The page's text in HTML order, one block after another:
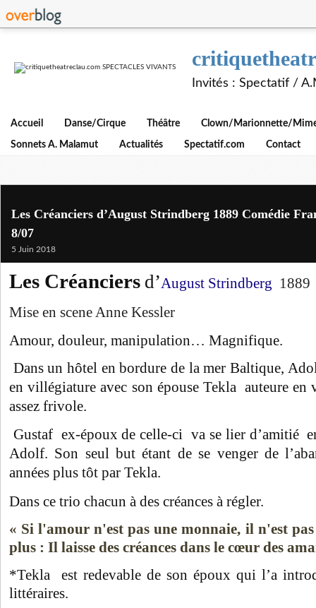
Invités : Spectatif /
Accueil Danse/Cirque Théâtre Clown/Marionnette/
Sonnets A. Malamut Actualités Spectatif.com Contact
Les Créanciers d’August Strindberg 1889 Comédie
8/07
5 Juin 2018
Les Créanciers d’August Strindberg 1889
Mise en scene Anne Kessler
Amour, douleur, manipulation… Magnifique.
Dans un hôtel en bordure de la mer Baltique,
en villégiature avec son épouse Tekla auteure en
assez frivole.
Gustaf ex-époux de celle-ci va se lier d’amitié
Adolf. Son seul but étant de se venger de
années plus tôt par Tekla.
Dans ce trio chacun à des créances à régler.
« Si l'amour n'est pas une monnaie, il n'est
plus : Il laisse des créances dans le cœur des
*Tekla est redevable de son époux qui l’a
littéraires.